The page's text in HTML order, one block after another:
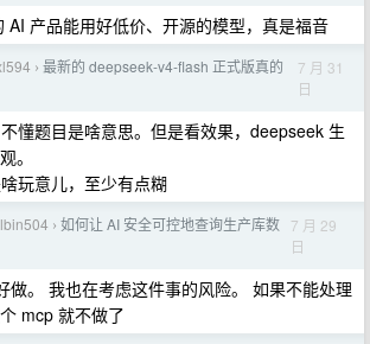
AI 产品能用好低价、开源的模型，真是福音
› 最新的 deepseek-v4-flash 正式版真的
7 月 31
日
不懂题目是啥意思。但是看效果，deepseek 生
。
玩意儿，至少有点糊
› 如何让 AI 安全可控地查询生产库数 7 月 29
日
做。 我也在考虑这件事的风险。 如果不能处理
mcp 就不做了